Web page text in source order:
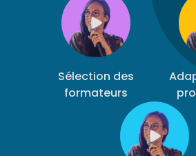
Sélection des
formateurs